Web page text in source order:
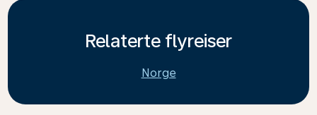
Relaterte flyreiser
Norge